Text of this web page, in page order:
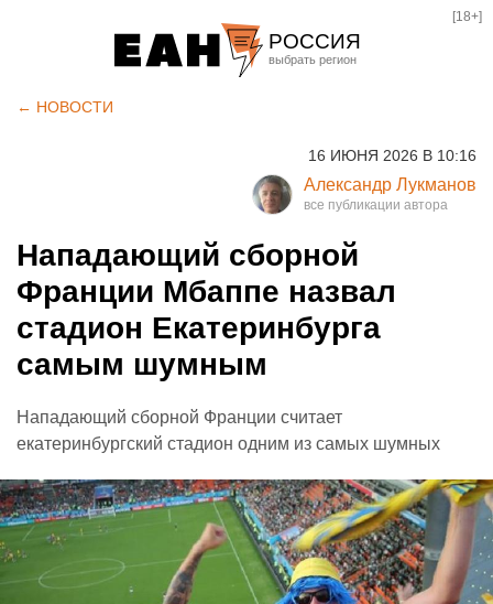
РОССИЯ
Курган
Оренбург
[18+]
← НОВОСТИ
16 ИЮНЯ 2026 В 10:16
Александр Лукманов
Нападающий сборной
Франции Мбаппе назвал
стадион Екатеринбурга
самым шумным
Нападающий сборной Франции считает
екатеринбургский стадион одним из самых шумных